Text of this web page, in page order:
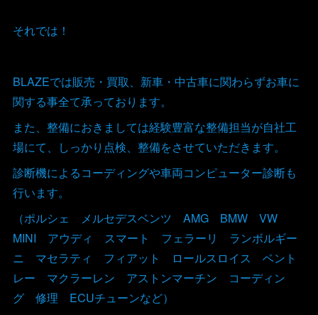
それでは！
BLAZEでは販売・買取、新車・中古車に関わらずお車に
関する事全て承っております。
また、整備におきましては経験豊富な整備担当が自社工
場にて、しっかり点検、整備をさせていただきます。
診断機によるコーディングや車両コンピューター診断も
行います。
（ポルシェ メルセデスベンツ AMG BMW VW
MINI アウディ スマート フェラーリ ランボルギー
ニ マセラティ フィアット ロールスロイス ベント
レー マクラーレン アストンマーチン コーディン
グ 修理 ECUチューンなど）